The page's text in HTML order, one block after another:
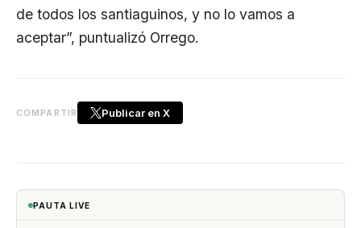
de todos los santiaguinos, y no lo vamos a
aceptar”, puntualizó Orrego.
COMPARTIR Publicar en X
PAUTA LIVE